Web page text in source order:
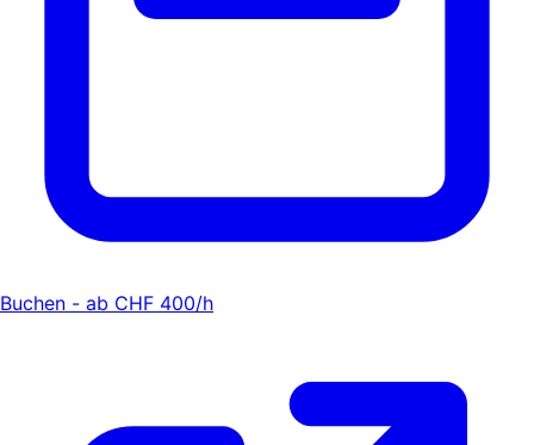
Buchen - ab CHF 400/h